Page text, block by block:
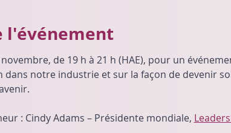
l'événement
de 19 h à 21 h (HAE), pour un
dans notre industrie et sur la façon de devenir
: Cindy Adams – Présidente mondiale,